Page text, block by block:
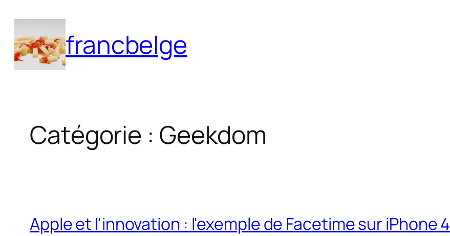
contenu
francbelge
Catégorie : Geekdom
Apple et l'innovation : l'exemple de Facetime sur iPhone 4